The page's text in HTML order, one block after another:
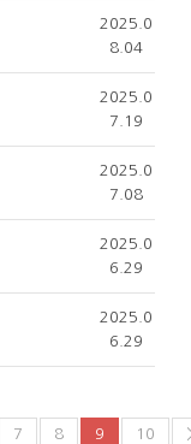
2025.0
8.04
2025.0
7.19
2025.0
7.08
2025.0
6.29
2025.0
6.29
7 8 9 10